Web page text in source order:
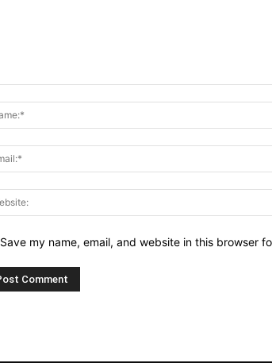
Save my name, email, and website in this browser